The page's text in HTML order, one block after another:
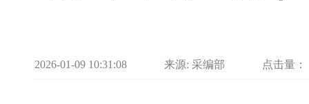
2026-01-09 10:31:08 来源: 采编部 点击量：